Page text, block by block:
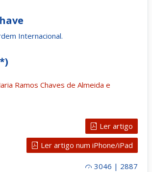
Internacional.
Ramos Chaves de Almeida e
Ler artigo
Ler artigo num iPhone/iPad
3046 | 2887